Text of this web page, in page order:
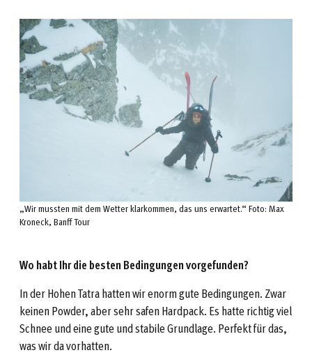
„Wir mussten mit dem Wetter klarkommen, das uns erwartet.“ Foto: Max
Kroneck, Banff Tour
Wo habt Ihr die besten Bedingungen vorgefunden?
In der Hohen Tatra hatten wir enorm gute Bedingungen. Zwar
keinen Powder, aber sehr safen Hardpack. Es hatte richtig viel
Schnee und eine gute und stabile Grundlage. Perfekt für das,
was wir da vorhatten.